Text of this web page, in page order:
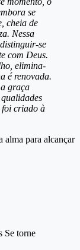
se
cheia de
Nessa
se
com Deus.
elimina-
é renovada.
graça
foi criado à
alma para alcançar
Se torne